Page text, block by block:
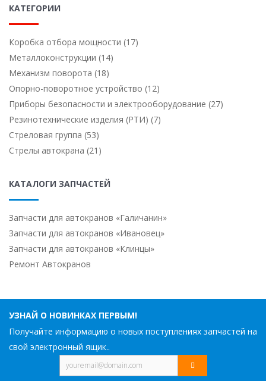
КАТЕГОРИИ
Коробка отбора мощности (17)
Металлоконструкции (14)
Механизм поворота (18)
Опорно-поворотное устройство (12)
Приборы безопасности и электрооборудование (27)
Резинотехнические изделия (РТИ) (7)
Стреловая группа (53)
Стрелы автокрана (21)
КАТАЛОГИ ЗАПЧАСТЕЙ
Запчасти для автокранов «Галичанин»
Запчасти для автокранов «Ивановец»
Запчасти для автокранов «Клинцы»
Ремонт Автокранов
УЗНАЙ О НОВИНКАХ ПЕРВЫМ!
Получайте информацию о новых поступлениях запчастей на
свой электронный ящик..